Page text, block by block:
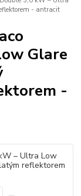
- antracit
Glare
-